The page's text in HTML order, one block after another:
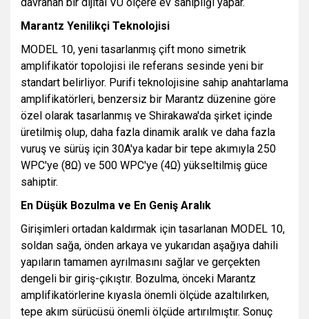
Marantz Yenilikçi Teknolojisi
MODEL 10, yeni tasarlanmış çift mono simetrik
amplifikatör topolojisi ile referans sesinde yeni bir
standart belirliyor. Purifi teknolojisine sahip anahtarlama
amplifikatörleri, benzersiz bir Marantz düzenine göre
özel olarak tasarlanmış ve Shirakawa'da şirket içinde
üretilmiş olup, daha fazla dinamik aralık ve daha fazla
vuruş ve sürüş için 30A'ya kadar bir tepe akımıyla 250
WPC'ye (8Ω) ve 500 WPC'ye (4Ω) yükseltilmiş güce
sahiptir.
En Düşük Bozulma ve En Geniş Aralık
Girişimleri ortadan kaldırmak için tasarlanan MODEL 10,
soldan sağa, önden arkaya ve yukarıdan aşağıya dahili
yapıların tamamen ayrılmasını sağlar ve gerçekten
dengeli bir giriş-çıkıştır. Bozulma, önceki Marantz
amplifikatörlerine kıyasla önemli ölçüde azaltılırken,
tepe akım sürücüsü önemli ölçüde artırılmıştır. Sonuç